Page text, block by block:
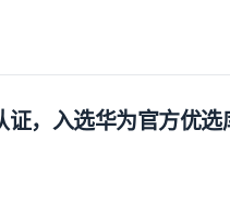
，入选华为官方优选